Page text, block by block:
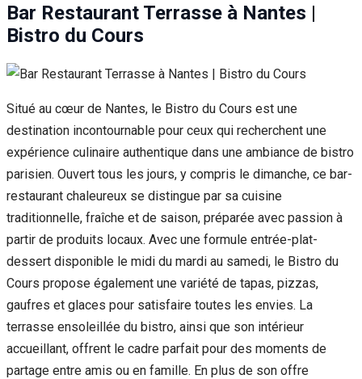
Bar Restaurant Terrasse à Nantes |
Bistro du Cours
Situé au cœur de Nantes, le Bistro du Cours est une
destination incontournable pour ceux qui recherchent une
expérience culinaire authentique dans une ambiance de bistro
parisien. Ouvert tous les jours, y compris le dimanche, ce bar-
restaurant chaleureux se distingue par sa cuisine
traditionnelle, fraîche et de saison, préparée avec passion à
partir de produits locaux. Avec une formule entrée-plat-
dessert disponible le midi du mardi au samedi, le Bistro du
Cours propose également une variété de tapas, pizzas,
gaufres et glaces pour satisfaire toutes les envies. La
terrasse ensoleillée du bistro, ainsi que son intérieur
accueillant, offrent le cadre parfait pour des moments de
partage entre amis ou en famille. En plus de son offre